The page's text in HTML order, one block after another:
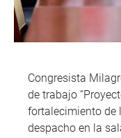
Congresista
de trabajo
fortalecimiento de
despacho en la